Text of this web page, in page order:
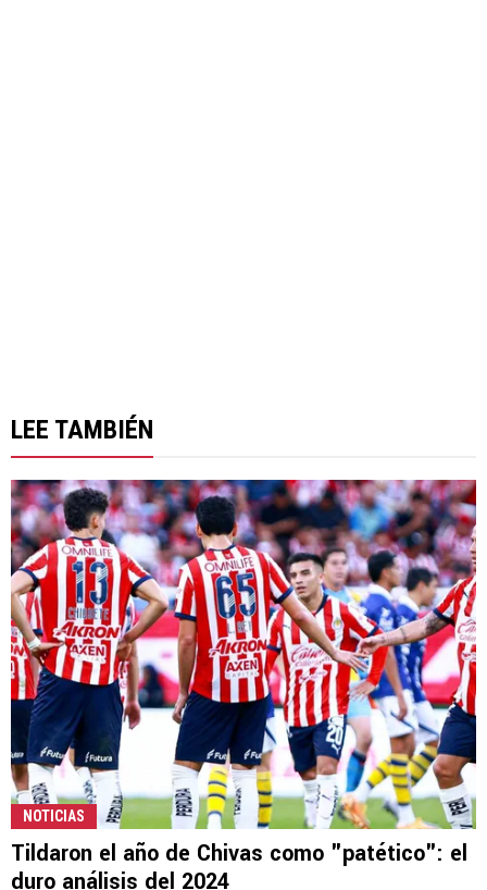
LEE TAMBIÉN
NOTICIAS
Tildaron el año de Chivas como "patético": el
duro análisis del 2024